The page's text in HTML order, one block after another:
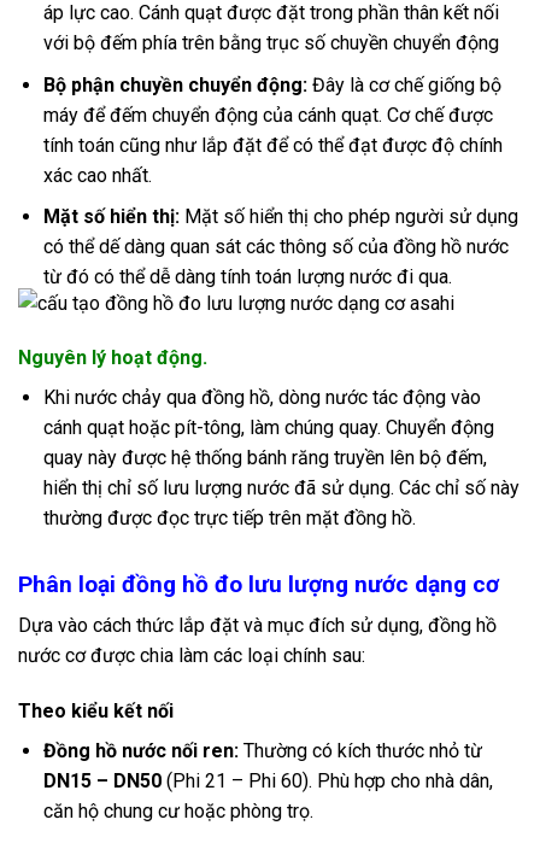
áp lực cao. Cánh quạt được đặt trong phần thân kết nối
với bộ đếm phía trên bằng trục số chuyền chuyển động
Bộ phận chuyền chuyển động:Đây là cơ chế giống bộ
máy để đếm chuyển động của cánh quạt. Cơ chế được
tính toán cũng như lắp đặt để có thể đạt được độ chính
xác cao nhất.
Mặt số hiển thị:Mặt số hiển thị cho phép người sử dụng
có thể dế dàng quan sát các thông số của đồng hồ nước
từ đó có thể dễ dàng tính toán lượng nước đi qua.
Nguyên lý hoạt động.
Khi nước chảy qua đồng hồ, dòng nước tác động vào
cánh quạt hoặc pít-tông, làm chúng quay. Chuyển động
quay này được hệ thống bánh răng truyền lên bộ đếm,
hiển thị chỉ số lưu lượng nước đã sử dụng. Các chỉ số này
thường được đọc trực tiếp trên mặt đồng hồ.
Phân loại đồng hồ đo lưu lượng nước dạng cơ
Dựa vào cách thức lắp đặt và mục đích sử dụng, đồng hồ
nước cơ được chia làm các loại chính sau:
Theo kiểu kết nối
Đồng hồ nước nối ren:Thường có kích thước nhỏ từ
DN15 – DN50(Phi 21 – Phi 60). Phù hợp cho nhà dân,
căn hộ chung cư hoặc phòng trọ.